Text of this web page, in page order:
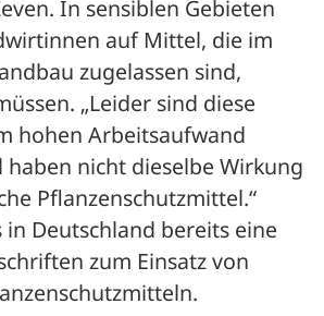
In sensiblen Gebieten
auf Mittel, die im
zugelassen sind,
„Leider sind diese
hohen Arbeitsaufwand
nicht dieselbe Wirkung
Pflanzenschutzmittel.“
in Deutschland bereits eine
zum Einsatz von